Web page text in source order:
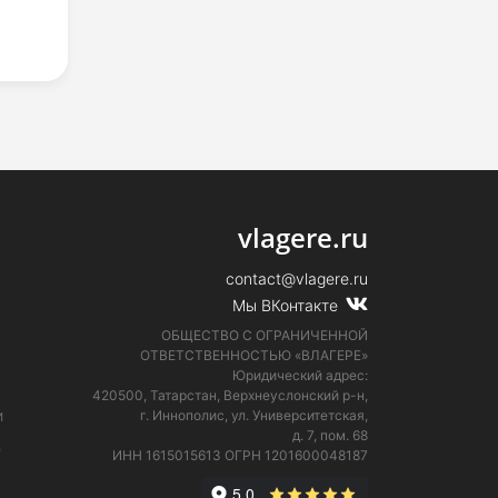
vlagere.ru
contact@vlagere.ru
Мы ВКонтакте
ОБЩЕСТВО С ОГРАНИЧЕННОЙ
ОТВЕТСТВЕННОСТЬЮ «ВЛАГЕРЕ»
Юридический адрес:
420500, Татарстан, Верхнеуслонский р-н,
г. Иннополис, ул. Университетская,
д. 7, пом. 68
ИНН 1615015613 ОГРН 1201600048187